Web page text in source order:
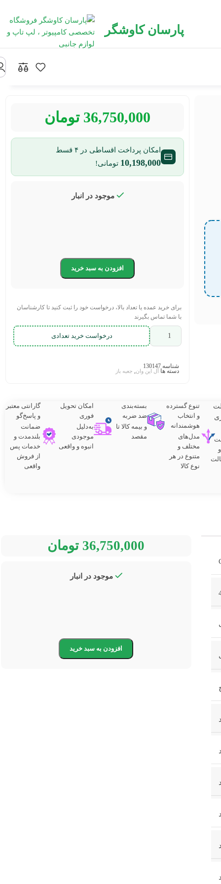
پارسان کاوشگر
36,750,000 تومان
امکان پرداخت اقساطی در ۴ قسط
10,198,000 تومانی!
موجود در انبار
افزودن به سبد خرید
برای خرید عمده یا تعداد بالا، درخواست خود را ثبت کنید تا کارشناسان
با شما تماس بگیرند
درخواست خرید تعدادی
شناسه 130147
دسته ها آل این وان, جعبه باز
تنوع گسترده
و انتخاب
هوشمندانه
مدل‌های
مختلف و
متنوع در هر
نوع کالا
بسته‌بندی
ضد ضربه
و بیمه کالا تا
مقصد
امکان تحویل
فوری
به‌دلیل
موجودی
انبوه و واقعی
گارانتی معتبر
و پاسخ‌گو
ضمانت
بلندمدت و
خدمات پس
از فروش
واقعی
36,750,000 تومان
موجود در انبار
افزودن به سبد خرید